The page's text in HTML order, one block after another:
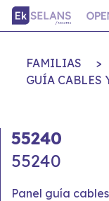
FAMILIAS >
GUÍA CABLES
55240
55240
Panel guía